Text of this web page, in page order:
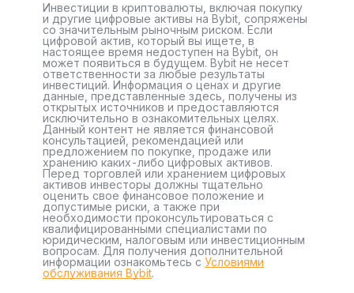
Инвестиции в криптовалюты, включая покупку
и другие цифровые активы на Bybit, сопряжены
со значительным рыночным риском. Если
цифровой актив, который вы ищете, в
настоящее время недоступен на Bybit, он
может появиться в будущем. Bybit не несет
ответственности за любые результаты
инвестиций. Информация о ценах и другие
данные, представленные здесь, получены из
открытых источников и предоставляются
исключительно в ознакомительных целях.
Данный контент не является финансовой
консультацией, рекомендацией или
предложением по покупке, продаже или
хранению каких-либо цифровых активов.
Перед торговлей или хранением цифровых
активов инвесторы должны тщательно
оценить свое финансовое положение и
допустимые риски, а также при
необходимости проконсультироваться с
квалифицированными специалистами по
юридическим, налоговым или инвестиционным
вопросам. Для получения дополнительной
информации ознакомьтесь с Условиями
обслуживания Bybit.